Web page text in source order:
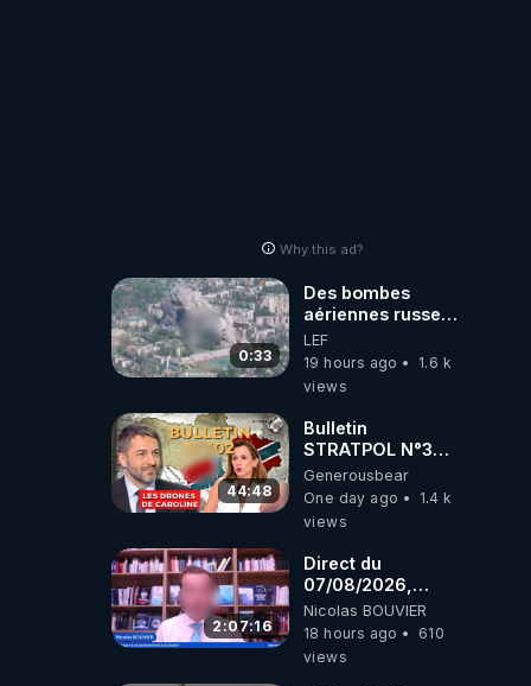
Why this ad?
0:33
Des bombes
aériennes russes
anéantissent les
centres de
contrôle de
brigades
ukrainienne
LEF
19 hours ago
1.6 k
views
44:48
Bulletin
STRATPOL N°302.
Armée des
drones, MS-21 en
série, missiles
07.08.2026.
Generousbear
One day ago
1.4 k
views
2:07:16
Direct du
07/08/2026,
présenté par
Nicolas BOUVIER
Nicolas BOUVIER
18 hours ago
610
views